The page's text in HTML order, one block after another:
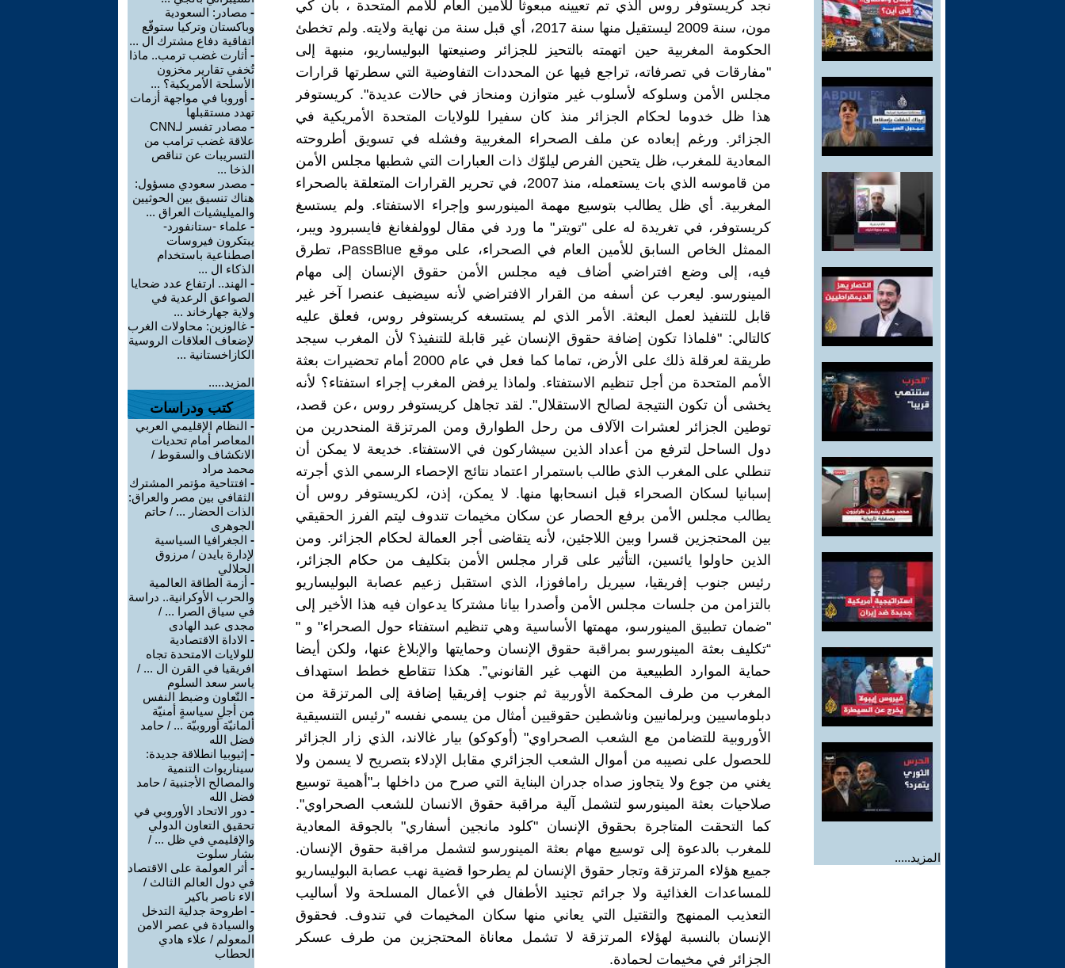
المزيد.....
نجد كريستوفر روس الذي تم تعيينه مبعوثا للأمين العام للأمم المتحدة ، بان كي
مون، سنة 2009 ليستقيل منها سنة 2017، أي قبل سنة من نهاية ولايته. ولم تخطئ
الحكومة المغربية حين اتهمته بالتحيز للجزائر وصنيعتها البوليساريو، منبهة إلى
"مفارقات في تصرفاته، تراجع فيها عن المحددات التفاوضية التي سطرتها قرارات
مجلس الأمن وسلوكه لأسلوب غير متوازن ومنحاز في حالات عديدة". كريستوفر
هذا ظل خدوما لحكام الجزائر منذ كان سفيرا للولايات المتحدة الأمريكية في
الجزائر. ورغم إبعاده عن ملف الصحراء المغربية وفشله في تسويق أطروحته
المعادية للمغرب، ظل يتحين الفرص ليلوّك ذات العبارات التي شطبها مجلس الأمن
من قاموسه الذي بات يستعمله، منذ 2007، في تحرير القرارات المتعلقة بالصحراء
المغربية. أي ظل يطالب بتوسيع مهمة المينورسو وإجراء الاستفتاء. ولم يستسغ
كريستوفر، في تغريدة له على "تويتر" ما ورد في مقال لوولفغانغ فايسبرود ويبر،
الممثل الخاص السابق للأمين العام في الصحراء، على موقع PassBlue، تطرق
فيه، إلى وضع افتراضي أضاف فيه مجلس الأمن حقوق الإنسان إلى مهام
المينورسو. ليعرب عن أسفه من القرار الافتراضي لأنه سيضيف عنصرا آخر غير
قابل للتنفيذ لعمل البعثة. الأمر الذي لم يستسغه كريستوفر روس، فعلق عليه
كالتالي: "فلماذا تكون إضافة حقوق الإنسان غير قابلة للتنفيذ؟ لأن المغرب سيجد
طريقة لعرقلة ذلك على الأرض، تماما كما فعل في عام 2000 أمام تحضيرات بعثة
الأمم المتحدة من أجل تنظيم الاستفتاء. ولماذا يرفض المغرب إجراء استفتاء؟ لأنه
يخشى أن تكون النتيجة لصالح الاستقلال". لقد تجاهل كريستوفر روس ،عن قصد،
توطين الجزائر لعشرات الآلاف من رحل الطوارق ومن المرتزقة المنحدرين من
دول الساحل لترفع من أعداد الذين سيشاركون في الاستفتاء. خديعة لا يمكن أن
تنطلي على المغرب الذي طالب باستمرار اعتماد نتائج الإحصاء الرسمي الذي أجرته
إسبانيا لسكان الصحراء قبل انسحابها منها. لا يمكن، إذن، لكريستوفر روس أن
يطالب مجلس الأمن برفع الحصار عن سكان مخيمات تندوف ليتم الفرز الحقيقي
بين المحتجزين قسرا وبين اللاجئين، لأنه يتقاضى أجر العمالة لحكام الجزائر. ومن
الذين حاولوا يائسين، التأثير على قرار مجلس الأمن بتكليف من حكام الجزائر،
رئيس جنوب إفريقيا، سيريل رامافوزا، الذي استقبل زعيم عصابة البوليساريو
بالتزامن من جلسات مجلس الأمن وأصدرا بيانا مشتركا يدعوان فيه هذا الأخير إلى
"ضمان تطبيق المينورسو، مهمتها الأساسية وهي تنظيم استفتاء حول الصحراء" و "
“تكليف بعثة المينورسو بمراقبة حقوق الإنسان وحمايتها والإبلاغ عنها، ولكن أيضا
حماية الموارد الطبيعية من النهب غير القانوني”. هكذا تتقاطع خطط استهداف
المغرب من طرف المحكمة الأوربية ثم جنوب إفريقيا إضافة إلى المرتزقة من
دبلوماسيين وبرلمانيين وناشطين حقوقيين أمثال من يسمي نفسه "رئيس التنسيقية
الأوروبية للتضامن مع الشعب الصحراوي" (أوكوكو) بيار غالاند، الذي زار الجزائر
للحصول على نصيبه من أموال الشعب الجزائري مقابل الإدلاء بتصريح لا يسمن ولا
يغني من جوع ولا يتجاوز صداه جدران البناية التي صرح من داخلها بـ"أهمية توسيع
صلاحيات بعثة المينورسو لتشمل آلية مراقبة حقوق الانسان للشعب الصحراوي".
كما التحقت المتاجرة بحقوق الإنسان "كلود مانجين أسفاري" بالجوقة المعادية
للمغرب بالدعوة إلى توسيع مهام بعثة المينورسو لتشمل مراقبة حقوق الإنسان.
جميع هؤلاء المرتزقة وتجار حقوق الإنسان لم يطرحوا قضية نهب عصابة البوليساريو
للمساعدات الغذائية ولا جرائم تجنيد الأطفال في الأعمال المسلحة ولا أساليب
التعذيب الممنهج والتقتيل التي يعاني منها سكان المخيمات في تندوف. فحقوق
الإنسان بالنسبة لهؤلاء المرتزقة لا تشمل معاناة المحتجزين من طرف عسكر
الجزائر في مخيمات لحمادة.
- مصادر: السعودية
وباكستان وتركيا ستوقّع
اتفاقية دفاع مشترك ال ...
- أثارت غضب ترمب.. ماذا
تُخفي تقارير مخزون
الأسلحة الأمريكية؟ ...
- أوروبا في مواجهة أزمات
تهدد مستقبلها
-
مصادر تفسر لـCNN
علاقة غضب ترامب من
التسريبات عن تناقص
الذخا ...
- مصدر سعودي مسؤول:
هناك تنسيق بين الحوثيين
والميليشيات العراق ...
- علماء -ستانفورد-
يبتكرون فيروسات
اصطناعية باستخدام
الذكاء ال ...
- الهند.. ارتفاع عدد ضحايا
الصواعق الرعدية في
ولاية جهارخاند ...
- غالوزين: محاولات الغرب
لإضعاف العلاقات الروسية
الكازاخستانية ...
المزيد.....
كتب ودراسات
- النظام الإقليمي العربي
المعاصر أمام تحديات
الانكشاف والسقوط /
محمد مراد
- افتتاحية مؤتمر المشترك
الثقافي بين مصر والعراق:
الذات الحضار ... / حاتم
الجوهرى
- الجغرافيا السياسية
لإدارة بايدن / مرزوق
الحلالي
- أزمة الطاقة العالمية
والحرب الأوكرانية.. دراسة
في سياق الصرا ... /
مجدى عبد الهادى
- الاداة الاقتصادية
للولايات الامتحدة تجاه
افريقيا في القرن ال ... /
ياسر سعد السلوم
- التّعاون وضبط النفس
من أجلِ سياسةٍ أمنيّة
ألمانيّة أوروبيّة ... / حامد
فضل الله
- إثيوبيا انطلاقة جديدة:
سيناريوات التنمية
والمصالح الأجنبية / حامد
فضل الله
- دور الاتحاد الأوروبي في
تحقيق التعاون الدولي
والإقليمي في ظل ... /
بشار سلوت
- أثر العولمة على الاقتصاد
في دول العالم الثالث /
الاء ناصر باكير
- اطروحة جدلية التدخل
والسيادة في عصر الامن
المعولم / علاء هادي
الحطاب